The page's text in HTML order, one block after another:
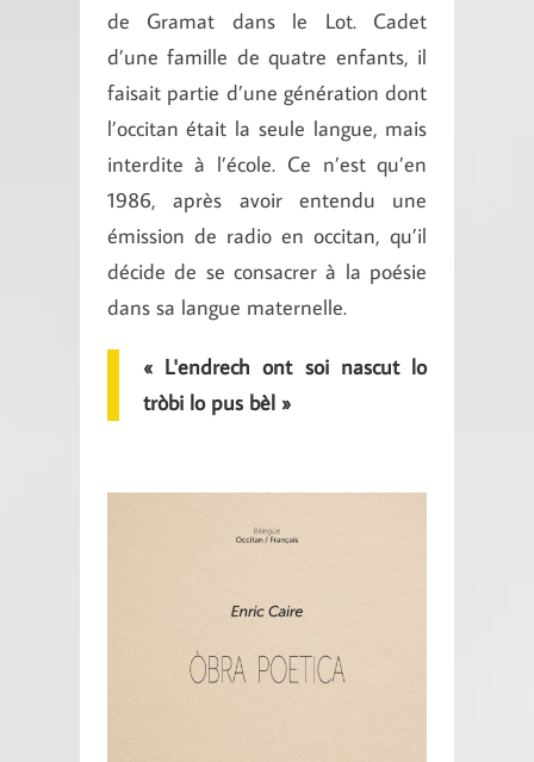
de Gramat dans le Lot. Cadet
d’une famille de quatre enfants, il
faisait partie d’une génération dont
l’occitan était la seule langue, mais
interdite à l’école. Ce n’est qu’en
1986, après avoir entendu une
émission de radio en occitan, qu’il
décide de se consacrer à la poésie
dans sa langue maternelle.
« L'endrech ont soi nascut lo
tròbi lo pus bèl »